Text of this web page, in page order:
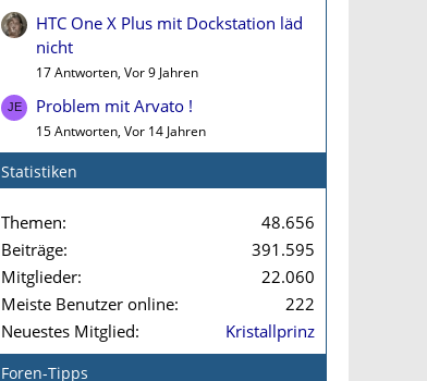
HTC One X Plus mit Dockstation läd
nicht
17 Antworten, Vor 9 Jahren
Problem mit Arvato !
15 Antworten, Vor 14 Jahren
Statistiken
Themen
48.656
Beiträge
391.595
Mitglieder
22.060
Meiste Benutzer online
222
Neuestes Mitglied
Kristallprinz
Foren-Tipps